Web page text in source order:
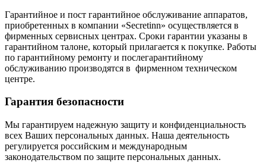
Гарантийное и пост гарантийное обслуживание аппаратов,
приобретенных в компании «Secretinn» осуществляется в
фирменных сервисных центрах. Сроки гарантии указаны в
гарантийном талоне, который прилагается к покупке. Работы
по гарантийному ремонту и послегарантийному
обслуживанию производятся в фирменном техническом
центре.
Гарантия безопасности
Мы гарантируем надежную защиту и конфиденциальность
всех Ваших персональных данных. Наша деятельность
регулируется российским и международным
законодательством по защите персональных данных.